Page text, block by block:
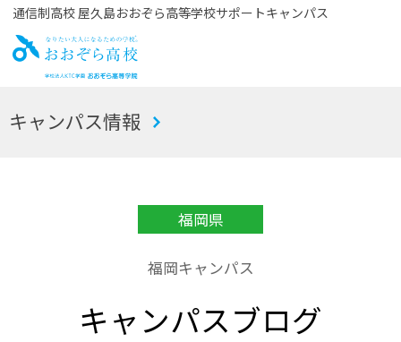
通信制高校 屋久島おおぞら高等学校サポートキャンパス
お
キャンパス情報
福岡県
福岡キャンパス
キャンパスブログ